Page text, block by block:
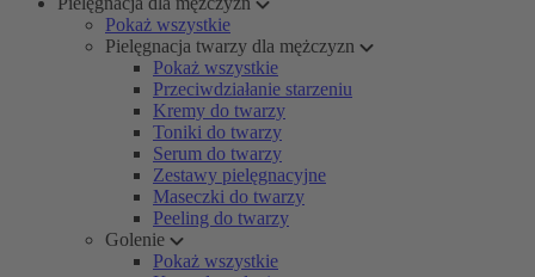
Pokaż wszystkie
Pielęgnacja twarzy dla mężczyzn
Pokaż wszystkie
Przeciwdziałanie starzeniu
Kremy do twarzy
Toniki do twarzy
Serum do twarzy
Zestawy pielęgnacyjne
Maseczki do twarzy
Peeling do twarzy
Golenie
Pokaż wszystkie